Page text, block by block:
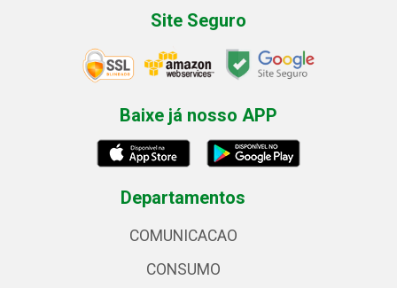
Site Seguro
Baixe já nosso APP
Departamentos
COMUNICACAO
CONSUMO